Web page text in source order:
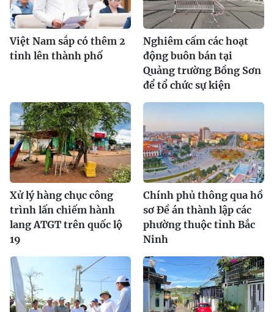
Việt Nam sắp có thêm 2
tỉnh lên thành phố
Nghiêm cấm các hoạt
động buôn bán tại
Quảng trường Bồng Sơn
để tổ chức sự kiện
Xử lý hàng chục công
trình lấn chiếm hành
lang ATGT trên quốc lộ
19
Chính phủ thông qua hồ
sơ Đề án thành lập các
phường thuộc tỉnh Bắc
Ninh